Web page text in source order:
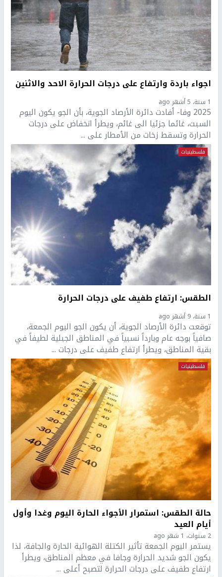
اجواء باردة وارتفاع على درجات الحرارة الاحد والاثنين
1 سنة، 5 أشهر ago
2025 وفا- أفادت دائرة الأرصاد الجوية، بأن الجو يكون اليوم
السبت، غائما جزئيا الى غائم، ويطرأ انخفاض على درجات
الحرارة وتسقط زخات من الأمطار على ...
فلسطينيات
الطقس: ارتفاع طفيف على درجات الحرارة
1 سنة، 9 أشهر ago
توقعت دائرة الأرصاد الجوية، أن يكون الجو اليوم الجمعة،
صافياً بوجه عام وبارداً نسبياً في المناطق الجبلية لطيفاً في
بقية المناطق، ويطرأ ارتفاع طفيف على درجات ...
فلسطينيات
حالة الطقس: استمرار الأجواء الحارة اليوم وغدا وأول
أيام العيد
2 سنوات، 1 شهر ago
يستمر اليوم الجمعة تأثير الكتلة الهوائية الحارة والجافة، لذا
يكون الجو شديد الحرارة وجافا في معظم المناطق، ويطرأ
ارتفاع طفيف على درجات الحرارة لتصبح أعلى ...